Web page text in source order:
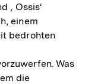
, Ossis‘
einem
bedrohten
Was
die